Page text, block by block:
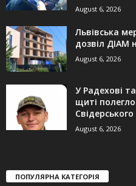
August 6, 2026
Львівська
дозвіл ДІАМ
August 6, 2026
У Радехові
щиті
Свідерського
August 6, 2026
ПОПУЛЯРНА КАТЕГОРІЯ